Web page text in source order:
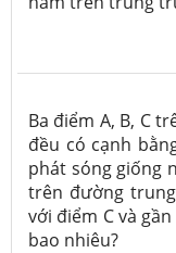
Ba điểm A, B, C
đều có cạnh
phát sóng giống
trên đường
với điểm C và
bao nhiêu?